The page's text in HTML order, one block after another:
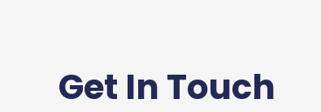
Get In Touch